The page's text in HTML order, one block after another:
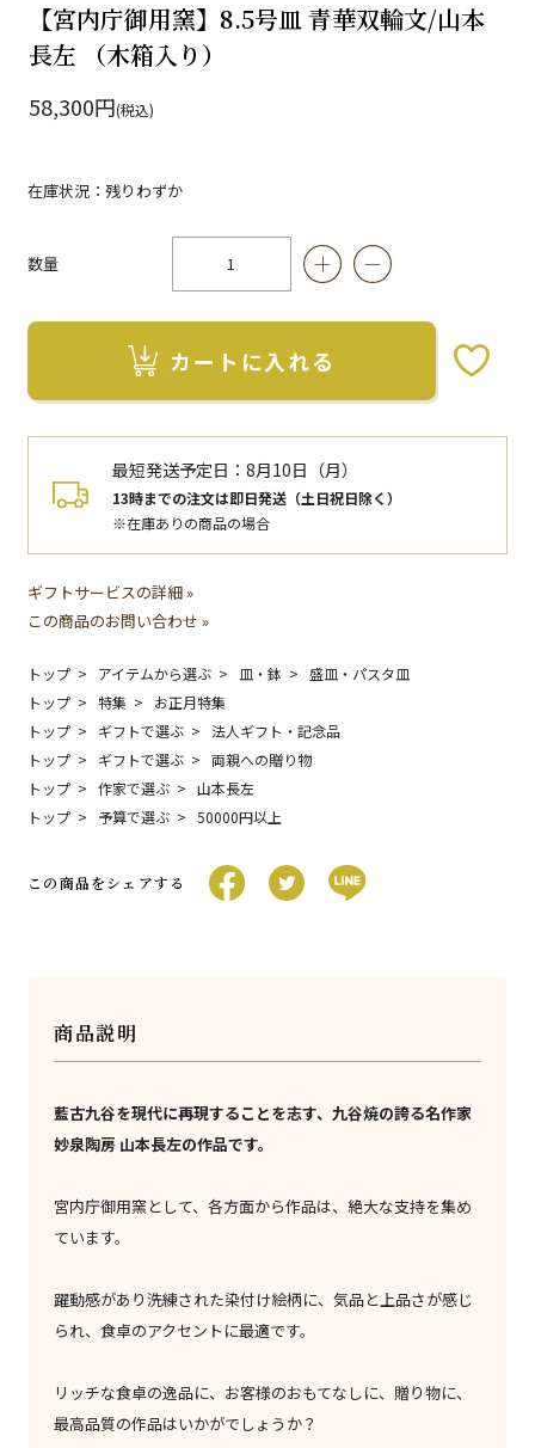
【宮内庁御用窯】8.5号皿 青華双輪文/山本
長左 （木箱入り）
58,300円(税込)
在庫状況：残りわずか
数量
カートに入れる
最短発送予定日：8月10日（月）
13時までの注文は即日発送（土日祝日除く）
※在庫ありの商品の場合
ギフトサービスの詳細 »
この商品のお問い合わせ »
トップ アイテムから選ぶ 皿・鉢
盛皿・パスタ皿
トップ
特集
お正月特集
トップ
ギフトで選ぶ
法人ギフト・記念品
トップ
ギフトで選ぶ
両親への贈り物
トップ
作家で選ぶ
山本長左
トップ
予算で選ぶ 50000円以上
この商品をシェアする
商品説明
藍古九谷を現代に再現することを志す、九谷焼の誇る名作家
妙泉陶房 山本長左の作品です。
宮内庁御用窯として、各方面から作品は、絶大な支持を集め
ています。
躍動感があり洗練された染付け絵柄に、気品と上品さが感じ
られ、食卓のアクセントに最適です。
リッチな食卓の逸品に、お客様のおもてなしに、贈り物に、
最高品質の作品はいかがでしょうか？